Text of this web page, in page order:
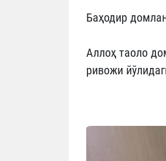
Баҳодир
Аллоҳ таоло
ривожи